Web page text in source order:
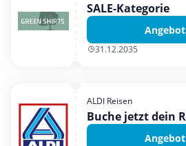
SALE-Kategorie
31.12.2035
ALDI Reisen
Buche jetzt dein